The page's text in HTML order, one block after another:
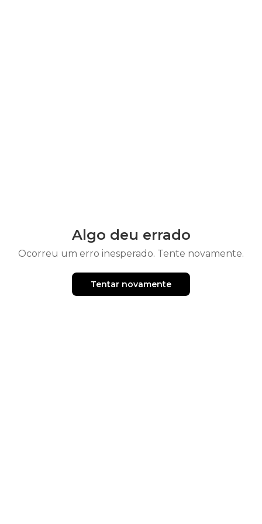
Algo deu errado
Ocorreu um erro inesperado. Tente novamente.
Tentar novamente